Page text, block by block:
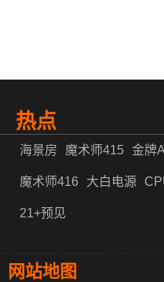
金河田金牌A+750W
热点
海景房 魔术师415 金牌
魔术师416 大白电源
21+预见
网站地图